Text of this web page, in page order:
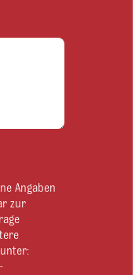
Angaben
zur